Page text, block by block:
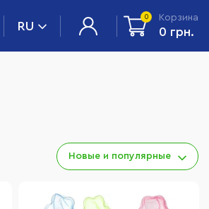
RU
0 Корзина
0 грн.
Новые и популярные